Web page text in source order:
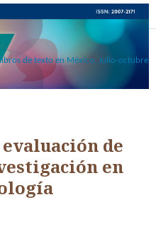
de texto en México. Julio-octubre
de
en